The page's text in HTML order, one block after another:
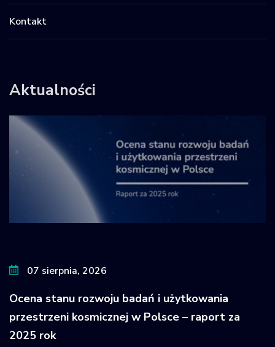
Kontakt
Aktualności
07 sierpnia, 2026
Ocena stanu rozwoju badań i użytkowania
przestrzeni kosmicznej w Polsce – raport za
2025 rok